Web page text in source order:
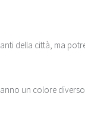
della città, ma
un colore